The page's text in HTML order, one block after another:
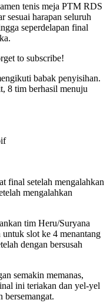
tenis meja PTM RDS
sesuai harapan seluruh
seperdelapan final
to subscribe!
babak penyisihan.
8 tim berhasil menuju
final setelah mengalahkan
mengalahkan
tim Heru/Suryana
slot ke 4 menantang
dengan bersusah
semakin memanas,
ini teriakan dan yel-yel
bersemangat.